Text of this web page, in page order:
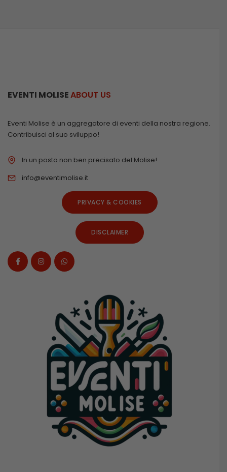
EVENTI MOLISEABOUT US
Eventi Molise è un aggregatore di eventi della nostra regione.
Contribuisci al suo sviluppo!
In un posto non ben precisato del Molise!
info@eventimolise.it
PRIVACY & COOKIES
DISCLAIMER